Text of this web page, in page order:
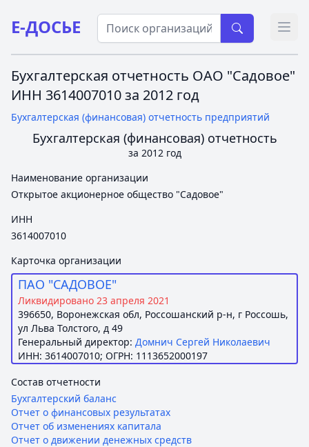
Е-ДОСЬЕ
Бухгалтерская отчетность ОАО "Садовое"
ИНН 3614007010 за 2012 год
Бухгалтерская (финансовая) отчетность предприятий
Бухгалтерская (финансовая) отчетность
за 2012 год
Наименование организации
Открытое акционерное общество "Садовое"
ИНН
3614007010
Карточка организации
ПАО "САДОВОЕ"
Ликвидировано 23 апреля 2021
396650, Воронежская обл, Россошанский р-н, г Россошь,
ул Льва Толстого, д 49
Генеральный директор: Домнич Сергей Николаевич
ИНН: 3614007010; ОГРН: 1113652000197
Состав отчетности
Бухгалтерский баланс
Отчет о финансовых результатах
Отчет об изменениях капитала
Отчет о движении денежных средств